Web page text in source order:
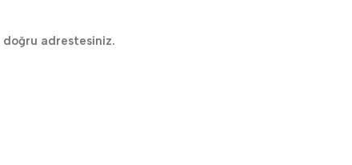
doğru adrestesiniz.